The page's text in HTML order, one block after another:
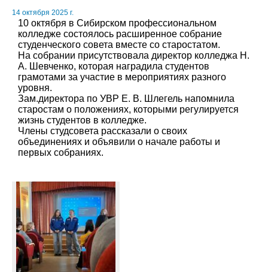
14 октября 2025 г.
10 октября в Сибирском профессиональном
колледже состоялось расширенное собрание
студенческого совета вместе со старостатом.
На собрании присутствовала директор колледжа Н.
А. Шевченко, которая наградила студентов
грамотами за участие в мероприятиях разного
уровня.
Зам.директора по УВР Е. В. Шлегель напомнила
старостам о положениях, которыми регулируется
жизнь студентов в колледже.
Члены студсовета рассказали о своих
объединениях и объявили о начале работы и
первых собраниях.